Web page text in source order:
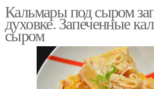
Кальмары под сыром
духовке. Запеченные
сыром